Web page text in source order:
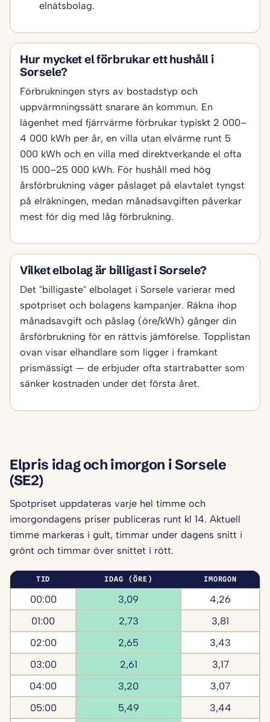
elnätsbolag.
Hur mycket el förbrukar ett hushåll i
Sorsele?
Förbrukningen styrs av bostadstyp och
uppvärmningssätt snarare än kommun. En
lägenhet med fjärrvärme förbrukar typiskt 2 000–
4 000 kWh per år, en villa utan elvärme runt 5
000 kWh och en villa med direktverkande el ofta
15 000–25 000 kWh. För hushåll med hög
årsförbrukning väger påslaget på elavtalet tyngst
på elräkningen, medan månadsavgiften påverkar
mest för dig med låg förbrukning.
Vilket elbolag är billigast i Sorsele?
Det "billigaste" elbolaget i Sorsele varierar med
spotpriset och bolagens kampanjer. Räkna ihop
månadsavgift och påslag (öre/kWh) gånger din
årsförbrukning för en rättvis jämförelse. Topplistan
ovan visar elhandlare som ligger i framkant
prismässigt — de erbjuder ofta startrabatter som
sänker kostnaden under det första året.
Elpris idag och imorgon i Sorsele
(SE2)
Spotpriset uppdateras varje hel timme och
imorgondagens priser publiceras runt kl 14. Aktuell
timme markeras i gult, timmar under dagens snitt i
grönt och timmar över snittet i rött.
TID IDAG (ÖRE) IMORGON
00:00 3,09
4,26
01:00
2,73
3,81
02:00
2,65
3,43
03:00
2,61
3,17
04:00
3,20
3,07
05:00
5,49
3,44